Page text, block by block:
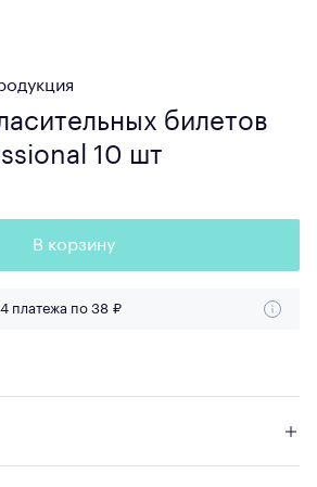
билетов
10 шт
В корзину
платежа по 38 ₽